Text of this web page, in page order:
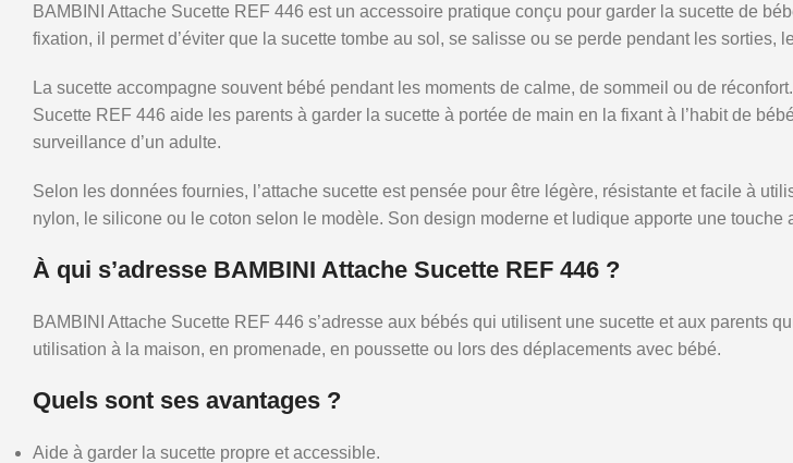
BAMBINI Attache Sucette REF 446 est un accessoire pratique conçu pour garder la sucette de
fixation, il permet d’éviter que la sucette tombe au sol, se salisse ou se perde pendant les sorties,
La sucette accompagne souvent bébé pendant les moments de calme, de sommeil ou de
Sucette REF 446 aide les parents à garder la sucette à portée de main en la fixant à l’habit de
surveillance d’un adulte.
Selon les données fournies, l’attache sucette est pensée pour être légère, résistante et facile à
nylon, le silicone ou le coton selon le modèle. Son design moderne et ludique apporte une
À qui s’adresse BAMBINI Attache Sucette REF 446 ?
BAMBINI Attache Sucette REF 446 s’adresse aux bébés qui utilisent une sucette et aux parents
utilisation à la maison, en promenade, en poussette ou lors des déplacements avec bébé.
Quels sont ses avantages ?
Aide à garder la sucette propre et accessible.